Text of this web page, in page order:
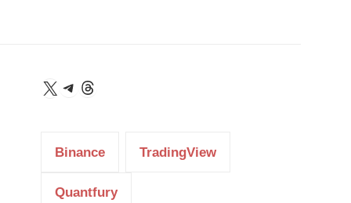
X Telegram
Threads
Binance TradingView
Quantfury